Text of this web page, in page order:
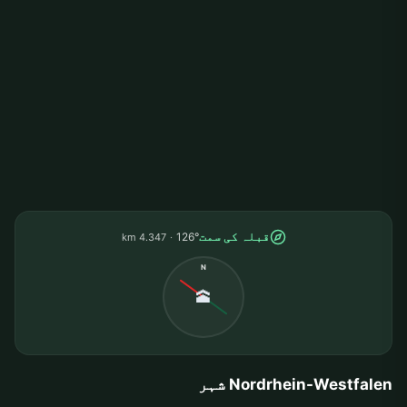
قبلہ کی سمت126°
4.347 km
N
🕋
Nordrhein-Westfalen شہر